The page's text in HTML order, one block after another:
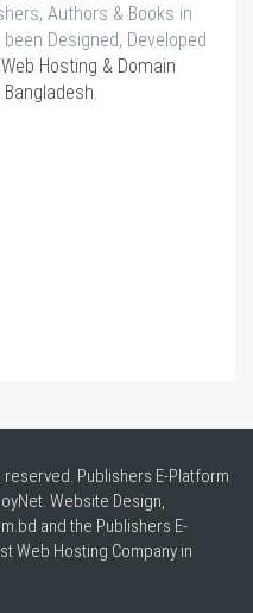
Authors & Books in
Designed, Developed
Web Hosting & Domain
.
Publishers E-Platform
Website Design,
and the Publishers E-
Web Hosting Company in